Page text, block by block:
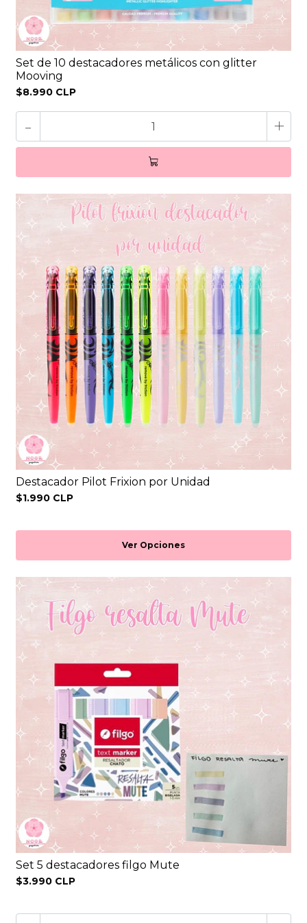
Set de 10 destacadores metálicos con glitter
Mooving
$8.990 CLP
- +
Destacador Pilot Frixion por Unidad
$1.990 CLP
Ver Opciones
Set 5 destacadores filgo Mute
$3.990 CLP